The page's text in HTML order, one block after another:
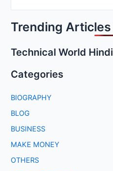
Trending Articles
Technical World Hindi
Categories
BIOGRAPHY
BLOG
BUSINESS
MAKE MONEY
OTHERS